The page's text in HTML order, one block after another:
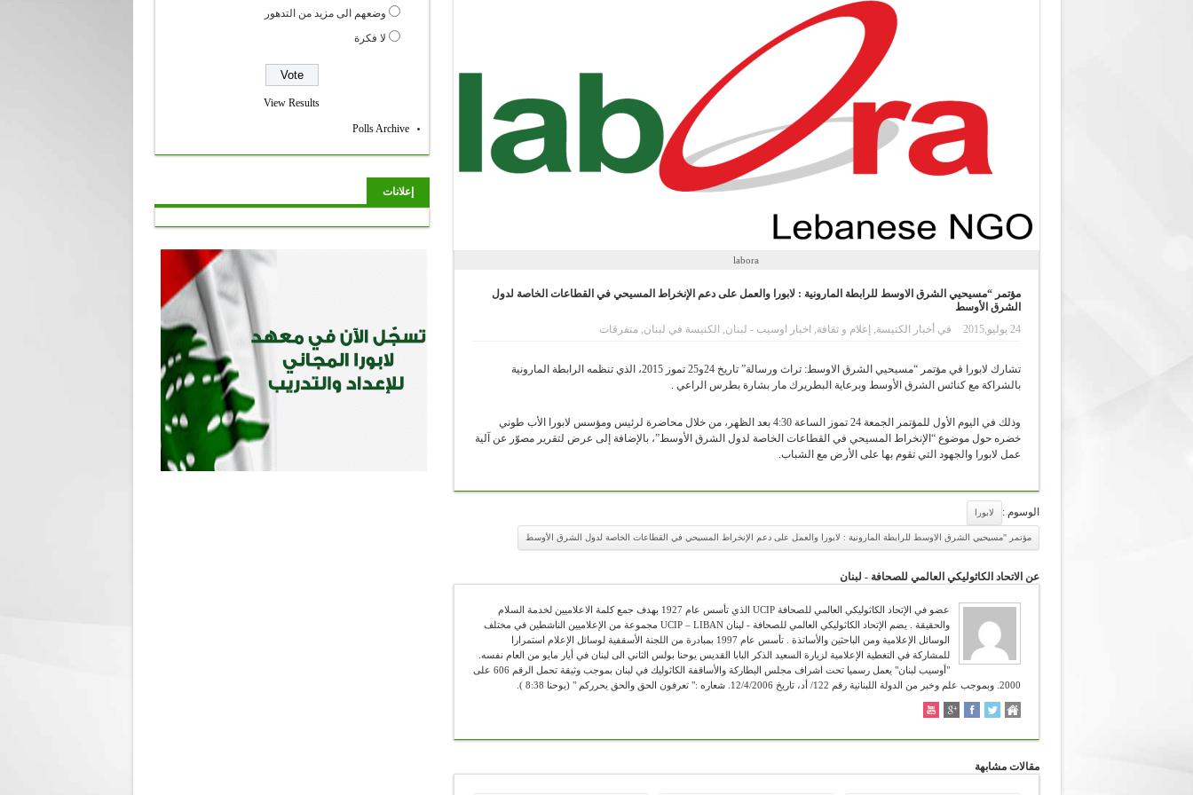
labora
مؤتمر “مسيحيي الشرق الاوسط للرابطة المارونية : لابورا والعمل على دعم الإنخراط المسيحي في القطاعات الخاصة لدول
الشرق الأوسط
24 يوليو,2015
في أخبار الكنيسة, إعلام و ثقافة, اخبار اوسيب - لبنان, الكنيسة في لبنان,متفرقات
تشارك لابورا في مؤتمر “مسيحيي الشرق الاوسط: تراث ورسالة” تاريخ 24و25 تموز 2015، الذي تنظمه الرابطة المارونية
بالشراكة مع كنائس الشرق الأوسط وبرعاية البطريرك مار بشارة بطرس الراعي .
وذلك في اليوم الأول للمؤتمر الجمعة 24 تموز الساعة 4:30 بعد الظهر، من خلال محاضرة لرئيس ومؤسس لابورا الأب طوني
خضره حول موضوع “الإنخراط المسيحي في القطاعات الخاصة لدول الشرق الأوسط”، بالإضافة إلى عرض لتقرير مصوّر عن آلية
عمل لابورا والجهود التي تقوم بها على الأرض مع الشباب.
الوسوم : لابورا
مؤتمر "مسيحيي الشرق الاوسط للرابطة المارونية : لابورا والعمل على دعم الإنخراط المسيحي في القطاعات الخاصة لدول الشرق الأوسط
عن الاتحاد الكاثوليكي العالمي للصحافة - لبنان
عضو في الإتحاد الكاثوليكي العالمي للصحافة UCIP الذي تأسس عام 1927 بهدف جمع كلمة الاعلاميين لخدمة السلام
والحقيقة . يضم الإتحاد الكاثوليكي العالمي للصحافة - لبنان UCIP – LIBAN مجموعة من الإعلاميين الناشطين في مختلف
الوسائل الإعلامية ومن الباحثين والأساتذة . تأسس عام 1997 بمبادرة من اللجنة الأسقفية لوسائل الإعلام استمرارا
للمشاركة في التغطية الإعلامية لزيارة السعيد الذكر البابا القديس يوحنا بولس الثاني الى لبنان في أيار مايو من العام نفسه.
"أوسيب لبنان" يعمل رسميا تحت اشراف مجلس البطاركة والأساقفة الكاثوليك في لبنان بموجب وثيقة تحمل الرقم 606 على
2000. وبموجب علم وخبر من الدولة اللبنانية رقم 122/ أد، تاريخ 12/4/2006. شعاره :" تعرفون الحق والحق يحرركم " (يوحنا 8:38 ).
مقالات مشابهة
وضعهم الى مزيد من التدهور
لا فكرة
View Results
Polls Archive
إعلانات